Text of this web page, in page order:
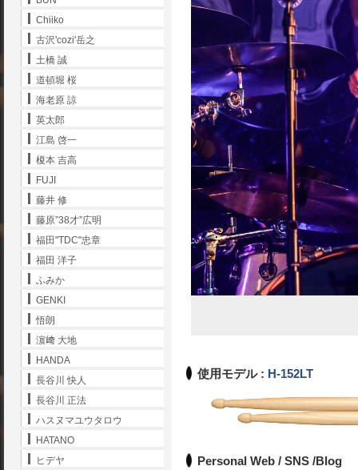
使用モデル : H-152LT
Personal Web / SNS /Blog
Chiiko
古沢'cozi'岳之
土橋 誠
道頓堀 桜
海老原 諒
英太郎
江島 啓一
榎本 吉高
FUJI
藤井 修
藤原”38才”広明
福田"TDC"忠章
福田 洋子
ふみか
GENKI
悟朗
濵﨑 大地
HANDA
長谷川 快人
長谷川 正法
ハスヌマユウタロウ
HATANO
ヒデヤ